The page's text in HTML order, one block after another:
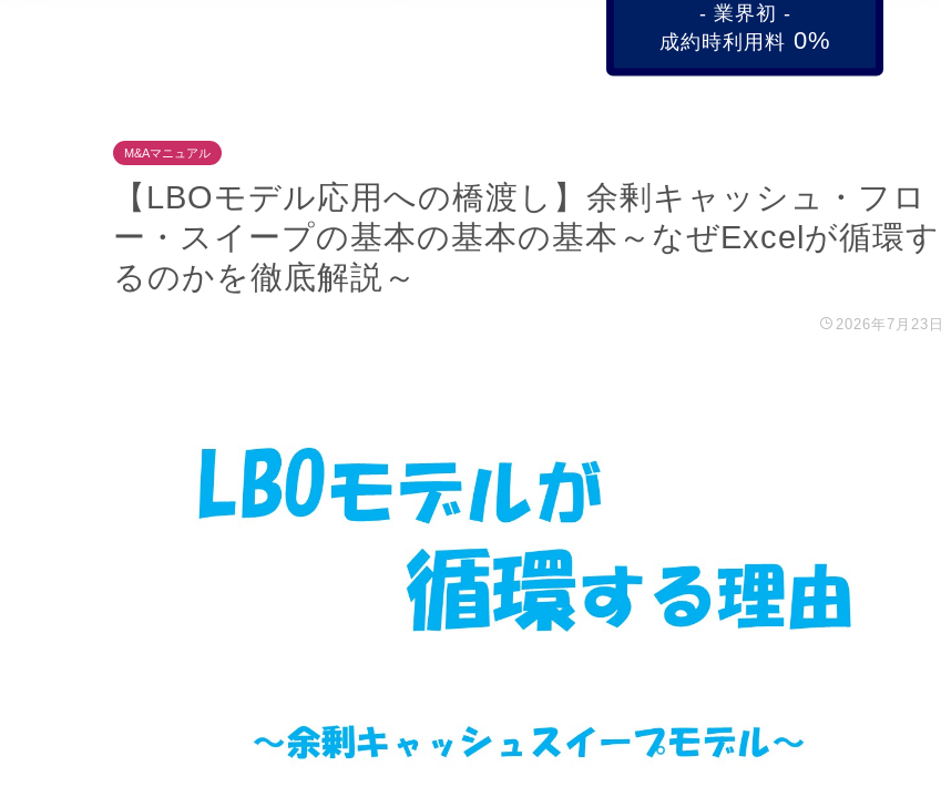
- 業界初 -
成約時利用料 0%
M&Aマニュアル
【LBOモデル応用への橋渡し】余剰キャッシュ・フロ
ー・スイープの基本の基本の基本～なぜExcelが循環す
るのかを徹底解説～
2026年7月23日